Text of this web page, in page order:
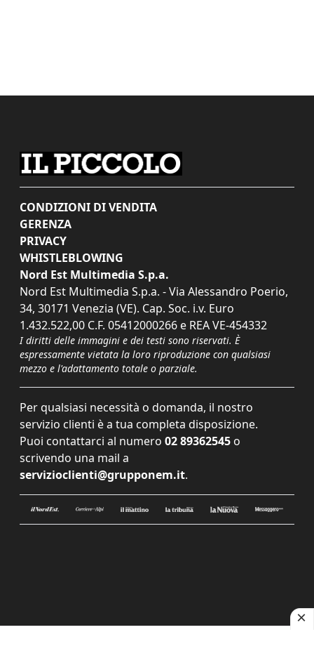
CONDIZIONI DI VENDITA
GERENZA
PRIVACY
WHISTLEBLOWING
Nord Est Multimedia S.p.a.
Nord Est Multimedia S.p.a. - Via Alessandro Poerio,
34, 30171 Venezia (VE). Cap. Soc. i.v. Euro
1.432.522,00 C.F. 05412000266 e REA VE-454332
I diritti delle immagini e dei testi sono riservati. È
espressamente vietata la loro riproduzione con qualsiasi
mezzo e l'adattamento totale o parziale.
Per qualsiasi necessità o domanda, il nostro
servizio clienti è a tua completa disposizione.
Puoi contattarci al numero 02 89362545 o
scrivendo una mail a
servizioclienti@grupponem.it.